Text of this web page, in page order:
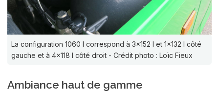
La configuration 1060 l correspond à 3x152 l et 1x132 l côté
gauche et à 4x118 l côté droit - Crédit photo : Loïc Fieux
Ambiance haut de gamme